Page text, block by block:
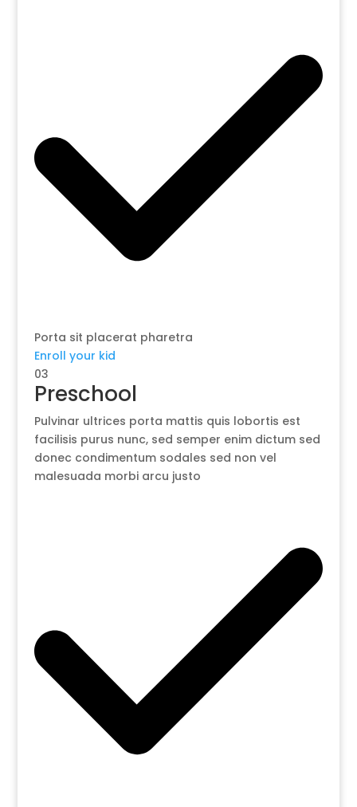
Porta sit placerat pharetra
Enroll your kid
03
Preschool
Pulvinar ultrices porta mattis quis lobortis est
facilisis purus nunc, sed semper enim dictum sed
donec condimentum sodales sed non vel
malesuada morbi arcu justo